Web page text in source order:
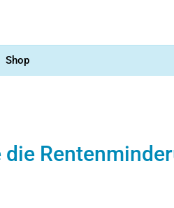
Shop